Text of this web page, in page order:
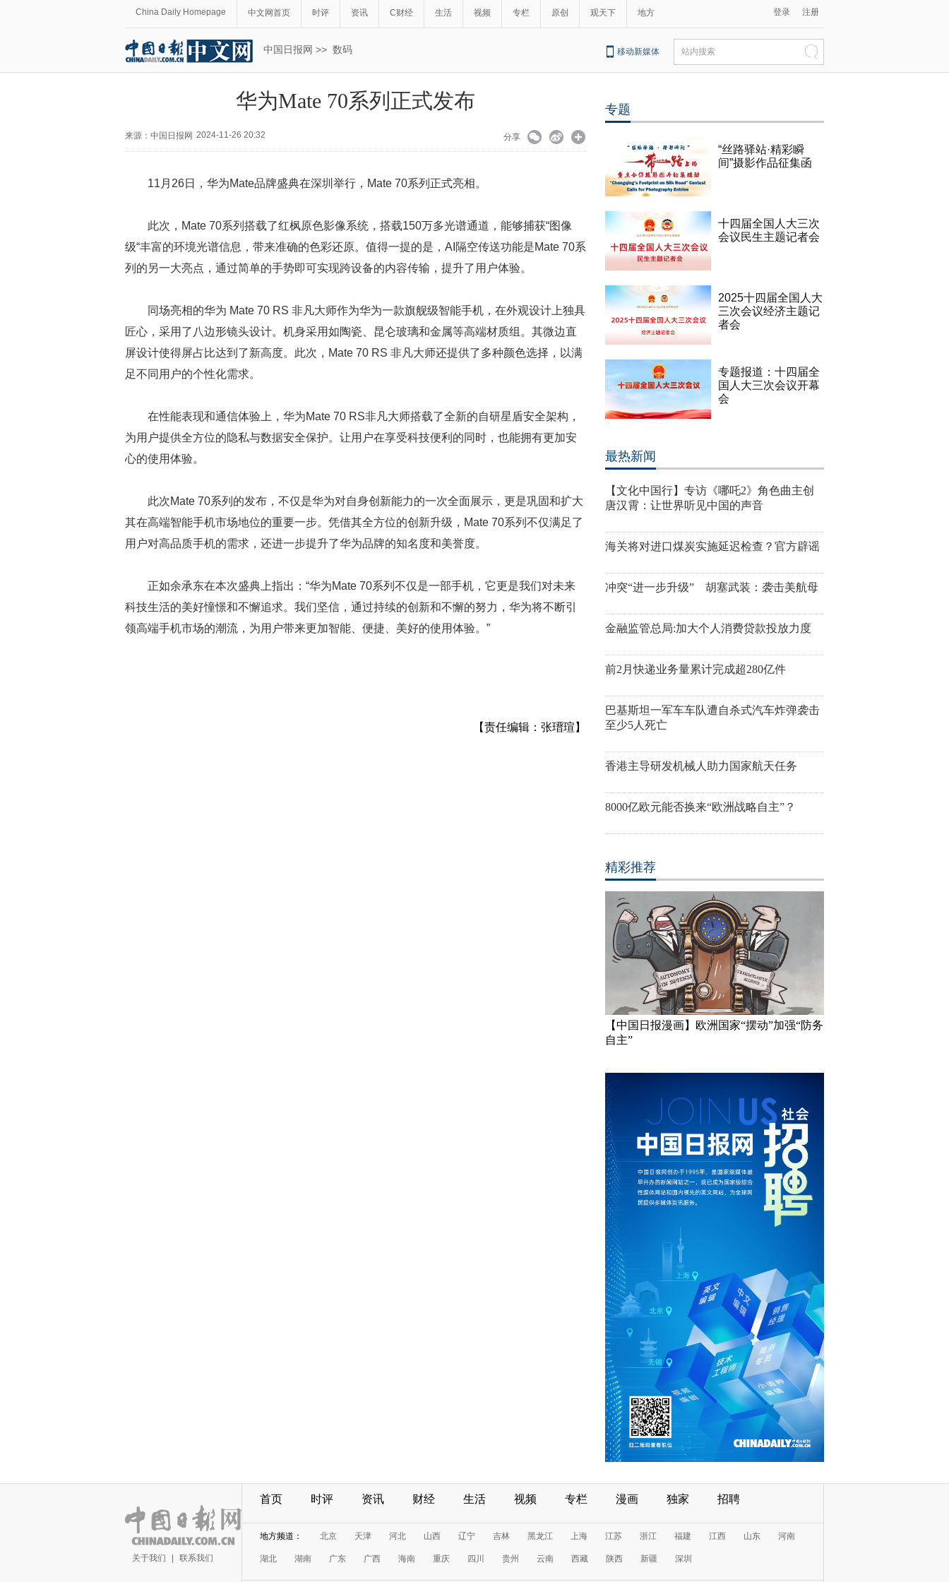
China Daily Homepage 中文网首页 时评 资讯 C财经 生活 视频 专栏 原创 观天下 地方 登录 注册
中国日报网 >> 数码 移动新媒体 站内搜索
华为Mate 70系列正式发布
来源： 中国日报网 2024-11-26 20:32 分享
11月26日，华为Mate品牌盛典在深圳举行，Mate 70系列正式亮相。
此次，Mate 70系列搭载了红枫原色影像系统，搭载150万多光谱通道，能够捕获“图像
级“丰富的环境光谱信息，带来准确的色彩还原。值得一提的是，AI隔空传送功能是Mate 70系
列的另一大亮点，通过简单的手势即可实现跨设备的内容传输，提升了用户体验。
同场亮相的华为 Mate 70 RS 非凡大师作为华为一款旗舰级智能手机，在外观设计上独具
匠心，采用了八边形镜头设计。机身采用如陶瓷、昆仑玻璃和金属等高端材质组。其微边直
屏设计使得屏占比达到了新高度。此次，Mate 70 RS 非凡大师还提供了多种颜色选择，以满
足不同用户的个性化需求。
在性能表现和通信体验上，华为Mate 70 RS非凡大师搭载了全新的自研星盾安全架构，
为用户提供全方位的隐私与数据安全保护。让用户在享受科技便利的同时，也能拥有更加安
心的使用体验。
此次Mate 70系列的发布，不仅是华为对自身创新能力的一次全面展示，更是巩固和扩大
其在高端智能手机市场地位的重要一步。凭借其全方位的创新升级，Mate 70系列不仅满足了
用户对高品质手机的需求，还进一步提升了华为品牌的知名度和美誉度。
正如余承东在本次盛典上指出：“华为Mate 70系列不仅是一部手机，它更是我们对未来
科技生活的美好憧憬和不懈追求。我们坚信，通过持续的创新和不懈的努力，华为将不断引
领高端手机市场的潮流，为用户带来更加智能、便捷、美好的使用体验。”
【责任编辑：张瑨瑄】
专题
“丝路驿站·精彩瞬
间”摄影作品征集函
十四届全国人大三次
会议民生主题记者会
2025十四届全国人大
三次会议经济主题记
者会
专题报道：十四届全
国人大三次会议开幕
会
最热新闻
【文化中国行】专访《哪吒2》角色曲主创
唐汉霄：让世界听见中国的声音
海关将对进口煤炭实施延迟检查？官方辟谣
冲突“进一步升级” 胡塞武装：袭击美航母
金融监管总局:加大个人消费贷款投放力度
前2月快递业务量累计完成超280亿件
巴基斯坦一军车车队遭自杀式汽车炸弹袭击
至少5人死亡
香港主导研发机械人助力国家航天任务
8000亿欧元能否换来“欧洲战略自主”？
精彩推荐
【中国日报漫画】欧洲国家“摆动”加强“防务
自主”
关于我们 联系我们
首页 时评 资讯 财经 生活 视频 专栏 漫画 独家 招聘
地方频道： 北京 天津 河北 山西 辽宁 吉林 黑龙江 上海 江苏 浙江 福建 江西 山东 河南
湖北 湖南 广东 广西 海南 重庆 四川 贵州 云南 西藏 陕西 新疆 深圳